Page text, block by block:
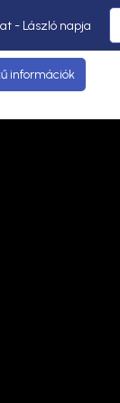
- László napja
információk